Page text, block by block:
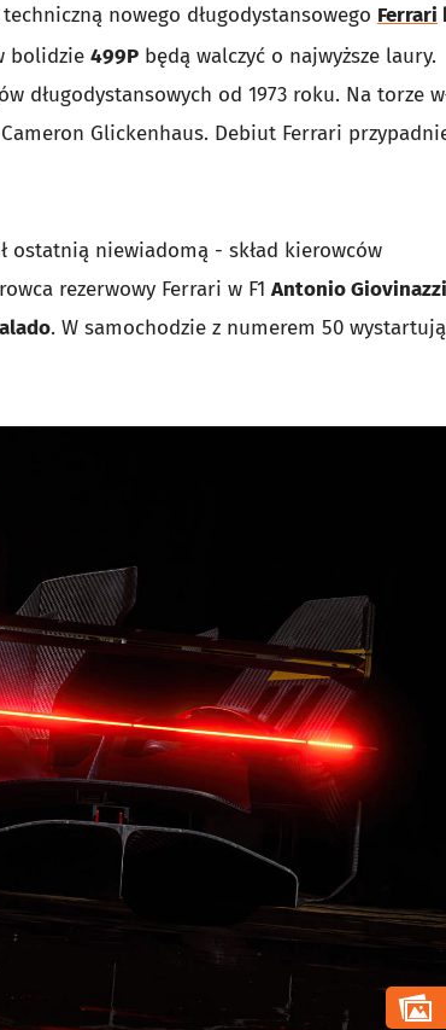
nowego długodystansowego Ferrari
bolidzie 499P będą walczyć o najwyższe laury.
długodystansowych od 1973 roku. Na torze
Glickenhaus. Debiut Ferrari
ostatnią niewiadomą - skład kierowców
rezerwowy Ferrari w F1 Antonio Giovinazzi
. W samochodzie z numerem 50 wystartują